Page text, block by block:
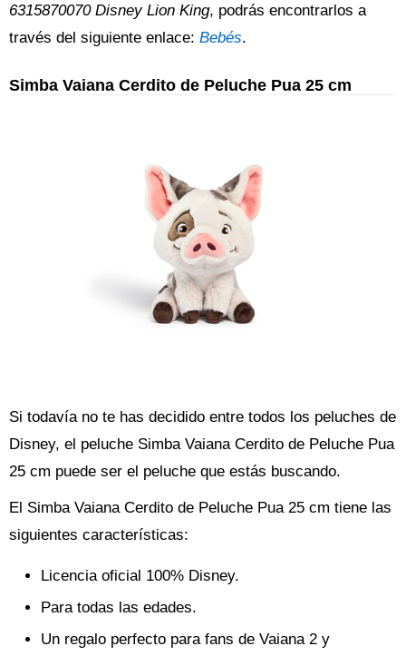
6315870070 Disney Lion King, podrás encontrarlos a
través del siguiente enlace: Bebés.
Simba Vaiana Cerdito de Peluche Pua 25 cm
Si todavía no te has decidido entre todos los peluches de
Disney, el peluche Simba Vaiana Cerdito de Peluche Pua
25 cm puede ser el peluche que estás buscando.
El Simba Vaiana Cerdito de Peluche Pua 25 cm tiene las
siguientes características:
Licencia oficial 100% Disney.
Para todas las edades.
Un regalo perfecto para fans de Vaiana 2 y